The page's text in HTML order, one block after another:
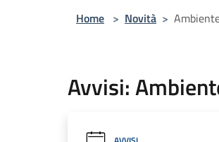
Home > Novità >
Avvisi: